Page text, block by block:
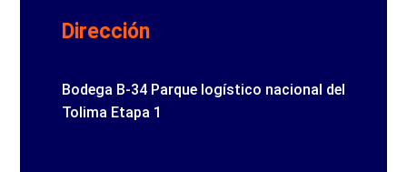
Dirección
Bodega B-34 Parque logístico nacional del
Tolima Etapa 1